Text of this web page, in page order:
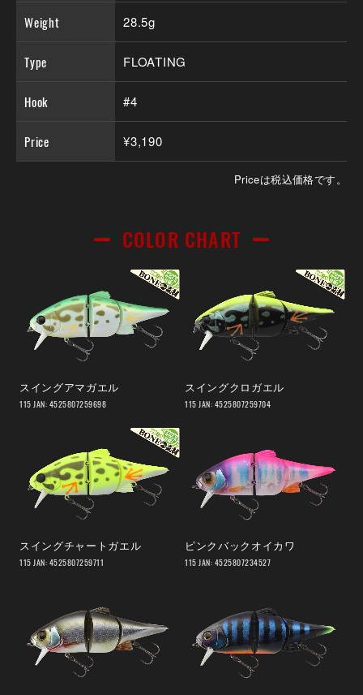
Weight 28.5g
Type FLOATING
Hook #4
Price ¥3,190
Priceは税込価格です。
COLOR CHART
スイングアマガエル
115 JAN: 4525807259698
スイングクロガエル
115 JAN: 4525807259704
スイングチャートガエル
115 JAN: 4525807259711
ピンクバックオイカワ
115 JAN: 4525807234527